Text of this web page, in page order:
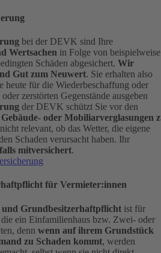
bei der DEVK sind Ihre
Wertsachen in Folge von beispielweise
Schäden abgesichert. Wir
Gut zum Neuwert. Sie erhalten also
heute für die Wiederbeschaffung oder
zerstörten Gegenstände ausgeben
der DEVK schützt Sie vor den
Gebäude- oder Mobiliarverglasungen
relevant, ob das Wetter, die eigene
Schaden verursacht haben. Ihr
mitversichert.
für Vermieter:innen
und Grundbesitzerhaftpflicht ist für
ein Einfamilienhaus bzw. Zwei- oder
denn wenn auf ihrem Grundstück
zu Schaden kommt, werden